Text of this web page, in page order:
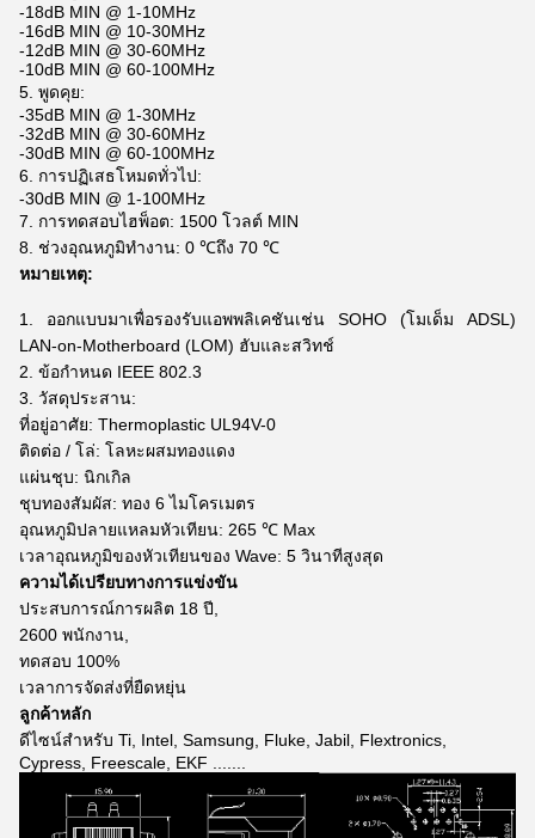
-18dB MIN @ 1-10MHz
-16dB MIN @ 10-30MHz
-12dB MIN @ 30-60MHz
-10dB MIN @ 60-100MHz
5. พูดคุย:
-35dB MIN @ 1-30MHz
-32dB MIN @ 30-60MHz
-30dB MIN @ 60-100MHz
6. การปฏิเสธโหมดทั่วไป:
-30dB MIN @ 1-100MHz
7. การทดสอบไฮพ็อต: 1500 โวลต์ MIN
8. ช่วงอุณหภูมิทำงาน: 0 ℃ถึง 70 ℃
หมายเหตุ:
1. ออกแบบมาเพื่อรองรับแอพพลิเคชันเช่น SOHO (โมเด็ม ADSL)
LAN-on-Motherboard (LOM) ฮับและสวิทช์
2. ข้อกำหนด IEEE 802.3
3. วัสดุประสาน:
ที่อยู่อาศัย: Thermoplastic UL94V-0
ติดต่อ / โล่: โลหะผสมทองแดง
แผ่นชุบ: นิกเกิล
ชุบทองสัมผัส: ทอง 6 ไมโครเมตร
อุณหภูมิปลายแหลมหัวเทียน: 265 ℃ Max
เวลาอุณหภูมิของหัวเทียนของ Wave: 5 วินาทีสูงสุด
ความได้เปรียบทางการแข่งขัน
ประสบการณ์การผลิต 18 ปี,
2600 พนักงาน,
ทดสอบ 100%
เวลาการจัดส่งที่ยืดหยุ่น
ลูกค้าหลัก
ดีไซน์สำหรับ Ti, Intel, Samsung, Fluke, Jabil, Flextronics,
Cypress, Freescale, EKF .......